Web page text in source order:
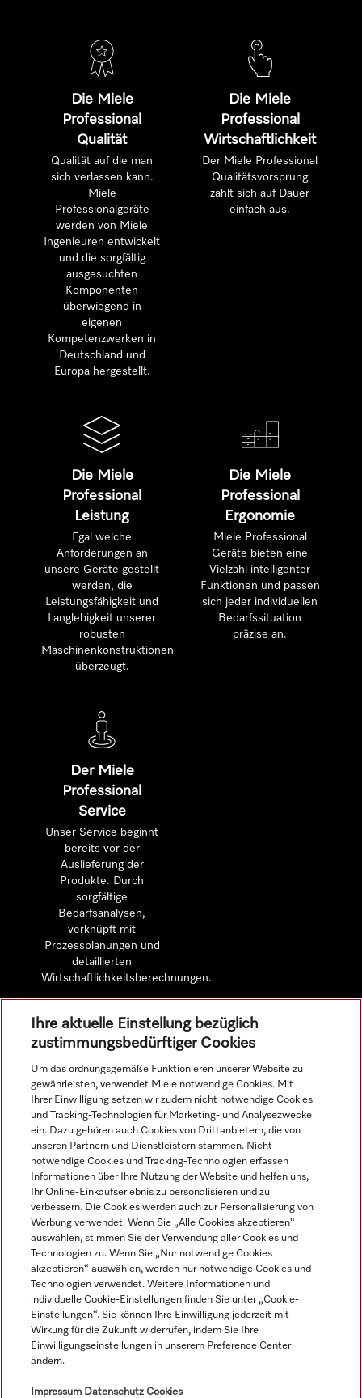
Die Miele
Professional
Qualität
Qualität auf die man
sich verlassen kann.
Miele
Professionalgeräte
werden von Miele
Ingenieuren entwickelt
und die sorgfältig
ausgesuchten
Komponenten
überwiegend in
eigenen
Kompetenzwerken in
Deutschland und
Europa hergestellt.
Die Miele
Professional
Wirtschaftlichkeit
Der Miele Professional
Qualitätsvorsprung
zahlt sich auf Dauer
einfach aus.
Die Miele
Professional
Leistung
Egal welche
Anforderungen an
unsere Geräte gestellt
werden, die
Leistungsfähigkeit und
Langlebigkeit unserer
robusten
Maschinenkonstruktionen
überzeugt.
Die Miele
Professional
Ergonomie
Miele Professional
Geräte bieten eine
Vielzahl intelligenter
Funktionen und passen
sich jeder individuellen
Bedarfssituation
präzise an.
Der Miele
Professional
Service
Unser Service beginnt
bereits vor der
Auslieferung der
Produkte. Durch
sorgfältige
Bedarfsanalysen,
verknüpft mit
Prozessplanungen und
detaillierten
Wirtschaftlichkeitsberechnungen.
Mehr erfahren
Navigation
Service
Dekorationsmaterial.
Ihre aktuelle Einstellung bezüglich
zustimmungsbedürftiger Cookies
Um das ordnungsgemäße Funktionieren unserer Website zu
gewährleisten, verwendet Miele notwendige Cookies. Mit
Ihrer Einwilligung setzen wir zudem nicht notwendige Cookies
und Tracking-Technologien für Marketing- und Analysezwecke
ein. Dazu gehören auch Cookies von Drittanbietern, die von
unseren Partnern und Dienstleistern stammen. Nicht
notwendige Cookies und Tracking-Technologien erfassen
Informationen über Ihre Nutzung der Website und helfen uns,
Ihr Online-Einkaufserlebnis zu personalisieren und zu
verbessern. Die Cookies werden auch zur Personalisierung von
Werbung verwendet. Wenn Sie „Alle Cookies akzeptieren“
auswählen, stimmen Sie der Verwendung aller Cookies und
Technologien zu. Wenn Sie „Nur notwendige Cookies
akzeptieren“ auswählen, werden nur notwendige Cookies und
Technologien verwendet. Weitere Informationen und
individuelle Cookie-Einstellungen finden Sie unter „Cookie-
Einstellungen“. Sie können Ihre Einwilligung jederzeit mit
Wirkung für die Zukunft widerrufen, indem Sie Ihre
Einwilligungseinstellungen in unserem Preference Center
ändern.
Impressum Datenschutz Cookies